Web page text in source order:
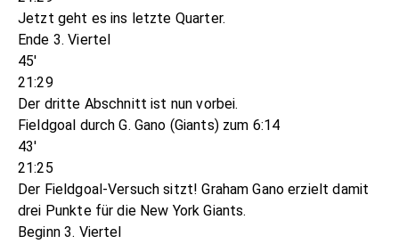
Jetzt geht es ins letzte Quarter.
Ende 3. Viertel
45'
21:29
Der dritte Abschnitt ist nun vorbei.
Fieldgoal durch G. Gano (Giants) zum 6:14
43'
21:25
Der Fieldgoal-Versuch sitzt! Graham Gano erzielt damit
drei Punkte für die New York Giants.
Beginn 3. Viertel